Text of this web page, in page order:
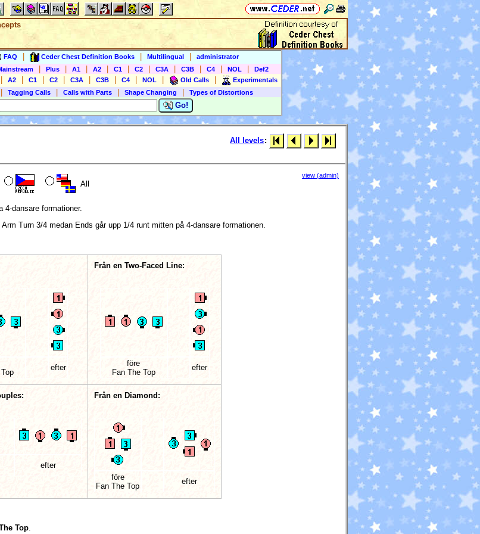
FAQ Ceder Chest Definition Books Multilingual
administrator
Plus A1 A2 C1 C2 C3A C3B C4 NOL
Def2
A2 C1 C2 C3A C3B C4 NOL Old Calls
Experimentals
Tagging Calls Calls with Parts Shape Changing
Types of Distortions
Go!
All levels:
All
view (admin)
4-dansare formationer.
Turn 3/4 medan Ends går upp 1/4 runt mitten på 4-dansare formationen.
efter
Från en Two-Faced Line:
före
Fan The Top
efter
efter
Från en Diamond:
före
Fan The Top
efter
Top.